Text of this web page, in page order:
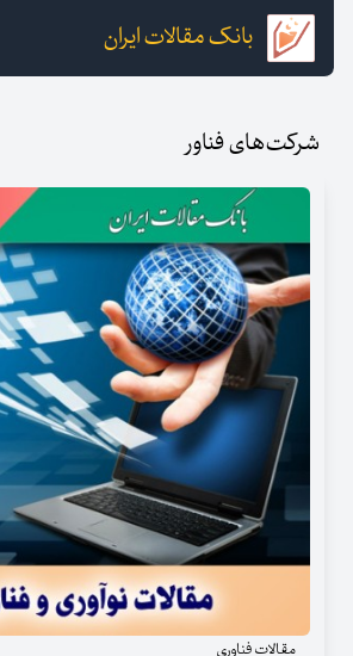
بانک مقالات ایران
شرکت‌های فناور
مقالات فناوری